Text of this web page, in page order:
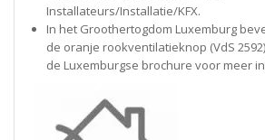
Installateurs/Installatie/KFX.
In het Groothertogdom Luxemburg
de oranje rookventilatieknop (VdS
de Luxemburgse brochure voor meer